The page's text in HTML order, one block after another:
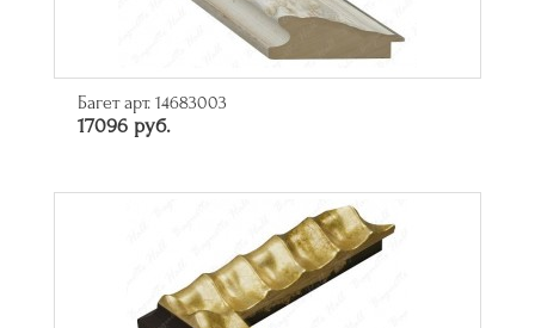
Багет арт. 14683003
17096 руб.